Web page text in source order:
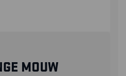
MOUW